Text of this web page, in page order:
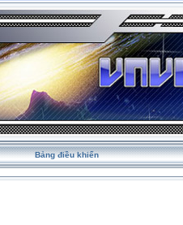
Bảng điều khiển